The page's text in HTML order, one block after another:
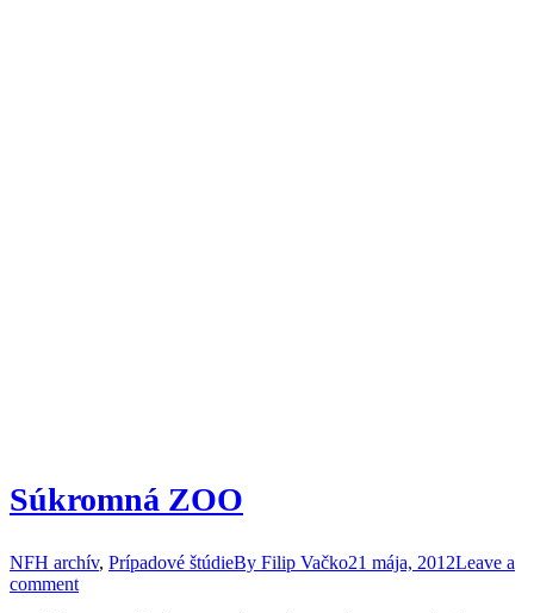
Súkromná ZOO
NFH archív, Prípadové štúdieBy Filip Vačko21 mája, 2012Leave a
comment